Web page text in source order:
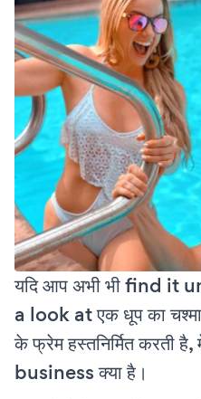
यदि आप अभी भी find it
a look at एक धूप का
के फ्रेम हस्तनिर्मित करती
business क्या है।